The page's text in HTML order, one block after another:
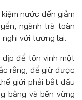
nước đến giảm
ngành trà toàn
với tương lai.
dịp để tôn vinh một
rằng, để giữ được
giới phải bắt đầu
bằng và bền vững